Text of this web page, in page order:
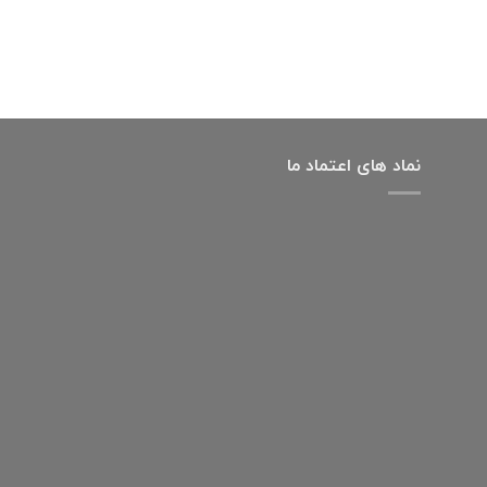
نماد های اعتماد ما